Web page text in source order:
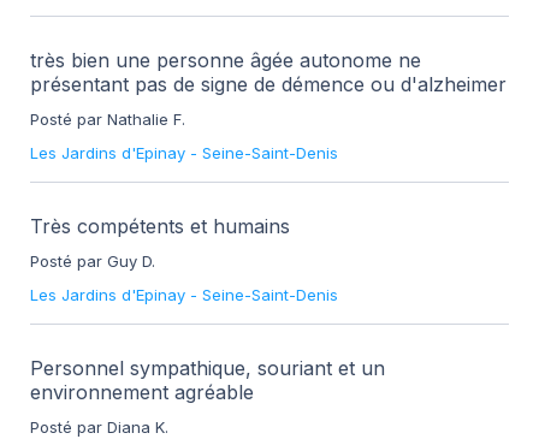
très bien une personne âgée autonome ne
présentant pas de signe de démence ou d'alzheimer
Posté par Nathalie F.
Les Jardins d'Epinay - Seine-Saint-Denis
Très compétents et humains
Posté par Guy D.
Les Jardins d'Epinay - Seine-Saint-Denis
Personnel sympathique, souriant et un
environnement agréable
Posté par Diana K.